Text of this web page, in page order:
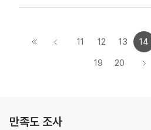
11 12 13 14
19
20
만족도 조사